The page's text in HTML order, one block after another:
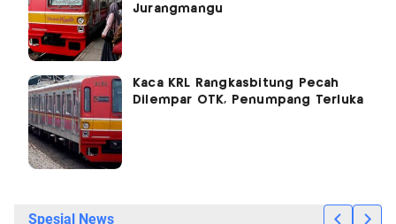
Jurangmangu
Kaca KRL Rangkasbitung Pecah
Dilempar OTK, Penumpang Terluka